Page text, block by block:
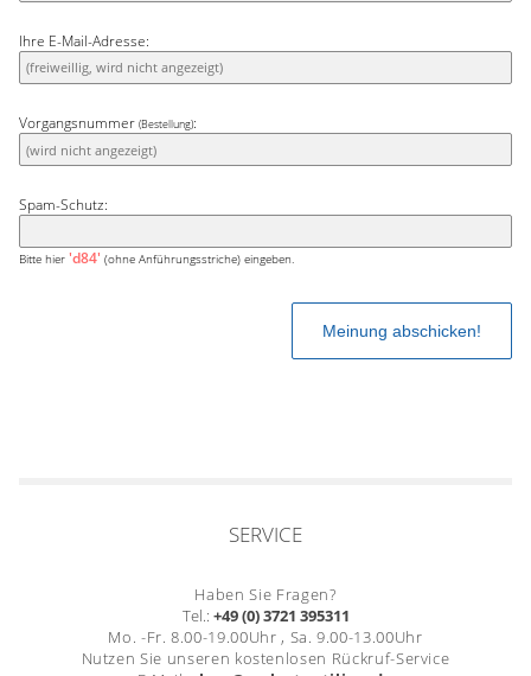
Ihre E-Mail-Adresse:
Vorgangsnummer (Bestellung):
Spam-Schutz:
Bitte hier 'd84' (ohne Anführungsstriche) eingeben.
SERVICE
Haben Sie Fragen?
Tel.: +49 (0) 3721 395311
Mo. -Fr. 8.00-19.00Uhr , Sa. 9.00-13.00Uhr
Nutzen Sie unseren kostenlosen Rückruf-Service